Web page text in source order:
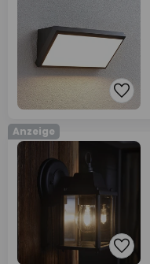
Anzeige